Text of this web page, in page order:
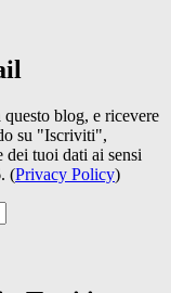
blog, e ricevere
su "Iscriviti",
dei tuoi dati ai sensi
(Privacy Policy)